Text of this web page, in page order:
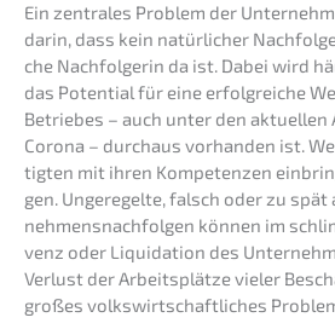
Ein zentra­les Problem der
darin, dass kein natür­li­cher
che Nachfol­ge­rin da ist. Dabei wird
das Poten­ti­al für eine erfolg­rei­che
Betrie­bes – auch unter den
Corona – durch­aus vorhan­den ist.
tig­ten mit ihren Kompe­ten­zen
gen. Ungere­gel­te, falsch oder zu
neh­mens­nach­fol­gen können im
venz oder Liqui­da­ti­on des
Verlust der Arbeits­plät­ze vieler
großes volks­wirt­schaft­li­ches